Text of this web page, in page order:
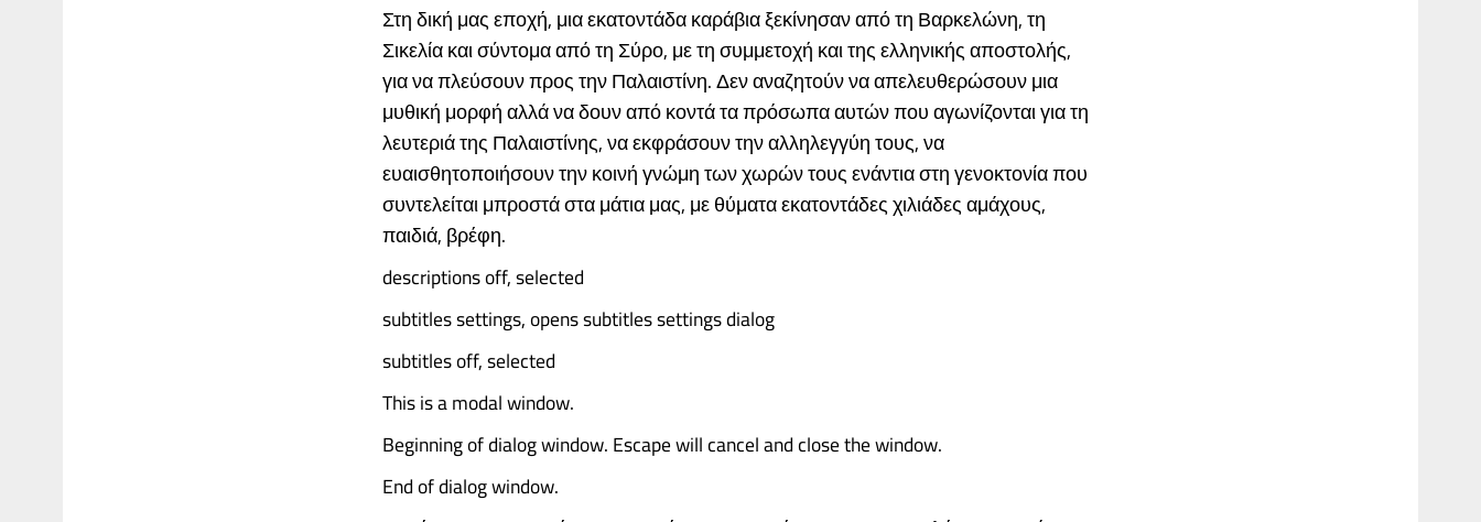
Στη δική μας εποχή, μια εκατοντάδα καράβια ξεκίνησαν από τη Βαρκελώνη, τη
Σικελία και σύντομα από τη Σύρο, με τη συμμετοχή και της ελληνικής αποστολής,
για να πλεύσουν προς την Παλαιστίνη. Δεν αναζητούν να απελευθερώσουν μια
μυθική μορφή αλλά να δουν από κοντά τα πρόσωπα αυτών που αγωνίζονται για τη
λευτεριά της Παλαιστίνης, να εκφράσουν την αλληλεγγύη τους, να
ευαισθητοποιήσουν την κοινή γνώμη των χωρών τους ενάντια στη γενοκτονία που
συντελείται μπροστά στα μάτια μας, με θύματα εκατοντάδες χιλιάδες αμάχους,
παιδιά, βρέφη.
descriptions off, selected
subtitles settings, opens subtitles settings dialog
subtitles off, selected
This is a modal window.
Beginning of dialog window. Escape will cancel and close the window.
End of dialog window.